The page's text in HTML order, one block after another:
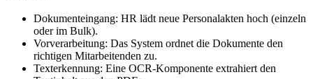
Dokumenteingang: HR lädt neue Personalakten hoch (einzeln
oder im Bulk).
Vorverarbeitung: Das System ordnet die Dokumente den
richtigen Mitarbeitenden zu.
Texterkennung: Eine OCR-Komponente extrahiert den